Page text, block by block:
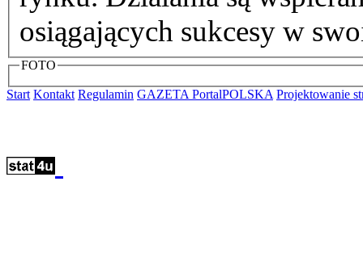
osiągających sukcesy w
FOTO
Start Kontakt Regulamin GAZETA PortalPOLSKA Projektowanie